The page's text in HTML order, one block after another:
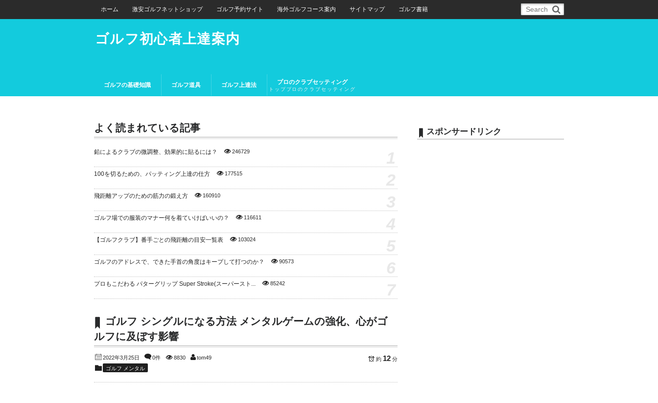
ゴルフ初心者上達案内
よく読まれている記事
鉛によるクラブの微調整、効果的に貼るには？ 246729
100を切るための、パッティング上達の仕方 177515
飛距離アップのための筋力の鍛え方 160910
ゴルフ場での服装のマナー何を着ていけばいいの？ 116611
【ゴルフクラブ】番手ごとの飛距離の目安一覧表 103024
ゴルフのアドレスで、できた手首の角度はキープして打つのか？ 90573
プロもこだわる パターグリップ Super Stroke(スーパースト... 85242
ゴルフ シングルになる方法 メンタルゲームの強化、心がゴ
ルフに及ぼす影響
2022年3月25日 0件 8830 tom49 約 12 分
ゴルフ メンタル
スポンサードリンク
ホーム 激安ゴルフネットショップ ゴルフ予約サイト 海外ゴルフコース案内 サイトマップ ゴルフ書籍
ゴルフの基礎知識 ゴルフ道具 ゴルフ上達法 プロのクラブセッティング
トッププロのクラブセッティング